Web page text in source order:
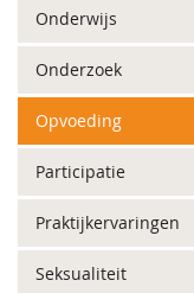
Onderwijs
Onderzoek
Opvoeding
Participatie
Praktijkervaringen
Seksualiteit